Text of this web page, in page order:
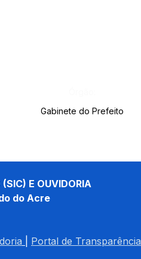
Gabinete do Prefeito
E OUVIDORIA
do Acre
Portal de Transparência